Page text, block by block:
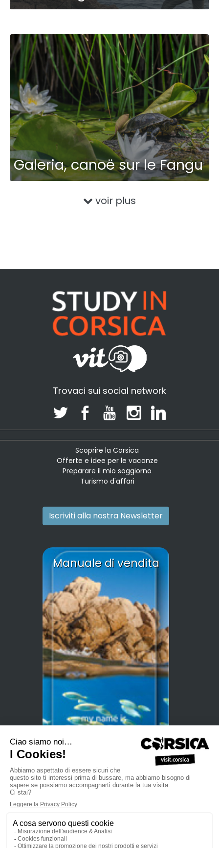
Galeria, canoë sur le Fangu
voir plus
Trovaci sui social network
Scoprire la Corsica
Offerte e idee per le vacanze
Preparare il mio soggiorno
Turismo d'affari
Iscriviti alla nostra Newsletter
Manuale di vendita